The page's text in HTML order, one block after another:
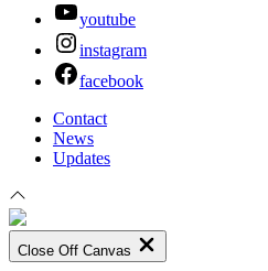
youtube
instagram
facebook
Contact
News
Updates
Close Off Canvas